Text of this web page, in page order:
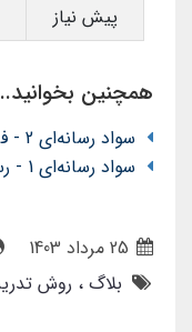
پیش نیاز
همچنین
سواد رسانه‌ای 2 - فرستنده شناسی
سواد رسانه‌ای 1 - رسانه شناسی
بلاگ
روش